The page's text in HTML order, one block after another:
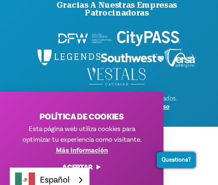
Gracias A Nuestras Empresas
Patrocinadoras
© 2026 Visit Dallas. Todos los derechos reservados.
Condiciones de uso
POLÍTICA DE COOKIES
Esta página web utiliza cookies para
optimizar tu experiencia como visitante.
Más información
ACEPTAR
Español
Questions?